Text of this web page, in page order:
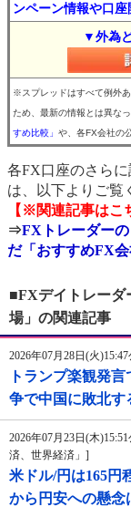
ンペーン情報や口
▼外為
※スプレッドはすべて例外
ため、最新の情報とは異な
すめ比較」 や、各FX会社の
各FX口座のさら
は、以下よりご覧
【※関連記事はこ
⇒FXトレーダー
だ「おすすめFX
■FXデイトレーダ
場」の関連記事
2026年07月28日(火
トランプ楽観発
争で中国に敗北す
2026年07月23日(木
済、世界経済」]
米ドル/円は165円
から円安への懸念